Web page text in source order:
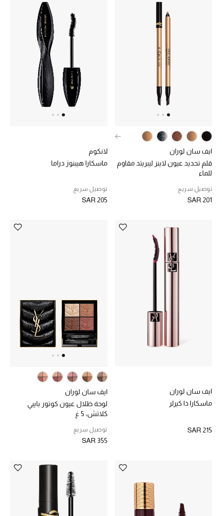
مستلزمات المنزل
تعكس توتيمي فن الأناقة السهلة بقطع أساسية راقية
مصممة لتدوم وتتجاوز صيحات الموسم
ايف سان لوران
قلم تحديد عيون لاينز ليبريتد مقاوم
للماء
توصيل سريع
SAR 201
لانكوم
ماسكارا هيبنوز دراما
توصيل سريع
SAR 205
ايف سان لوران
ماسكارا ذا كيرلر
SAR 215
ايف سان لوران
لوحة ظلال عيون كوتور بايبي
كلاتش، 5 غ
توصيل سريع
SAR 355